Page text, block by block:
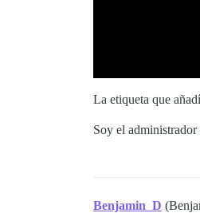
La etiqueta que
Soy el
Benjamin_D